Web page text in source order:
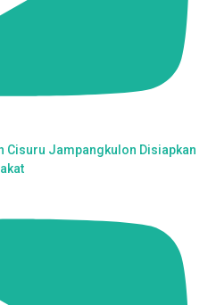
Cisuru Jampangkulon Disiapkan